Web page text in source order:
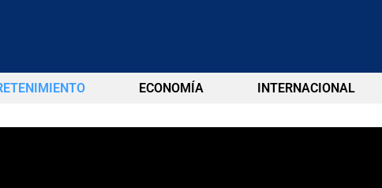
ECONOMÍA INTERNACIONAL